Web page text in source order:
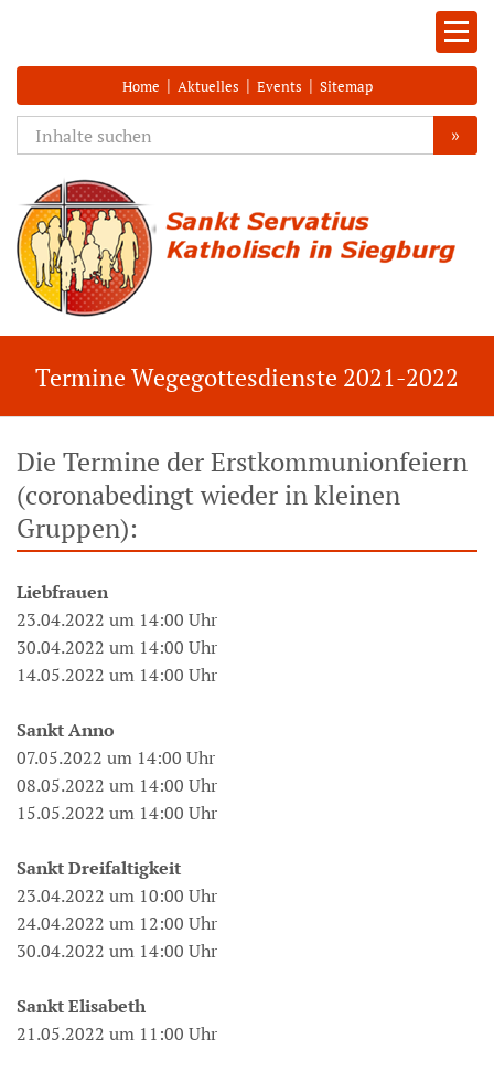
Home | Aktuelles | Events | Sitemap
»
Termine Wegegottesdienste 2021-2022
Die Termine der Erstkommunionfeiern
(coronabedingt wieder in kleinen
Gruppen):
Liebfrauen
23.04.2022 um 14:00 Uhr
30.04.2022 um 14:00 Uhr
14.05.2022 um 14:00 Uhr
Sankt Anno
07.05.2022 um 14:00 Uhr
08.05.2022 um 14:00 Uhr
15.05.2022 um 14:00 Uhr
Sankt Dreifaltigkeit
23.04.2022 um 10:00 Uhr
24.04.2022 um 12:00 Uhr
30.04.2022 um 14:00 Uhr
Sankt Elisabeth
21.05.2022 um 11:00 Uhr